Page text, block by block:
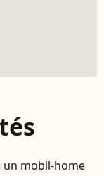
un mobil-home